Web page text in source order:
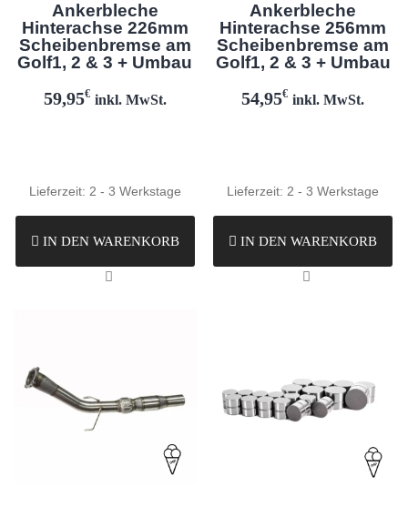
Ankerbleche
Hinterachse 226mm
Scheibenbremse am
Golf1, 2 & 3 + Umbau
59,95€ inkl. MwSt.
Lieferzeit: 2 - 3 Werkstage
IN DEN WARENKORB
Ankerbleche
Hinterachse 256mm
Scheibenbremse am
Golf1, 2 & 3 + Umbau
54,95€ inkl. MwSt.
Lieferzeit: 2 - 3 Werkstage
IN DEN WARENKORB